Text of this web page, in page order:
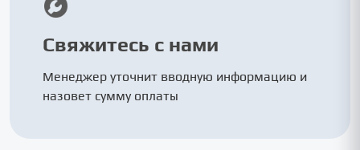
Свяжитесь с нами
Менеджер уточнит вводную информацию и
назовет сумму оплаты